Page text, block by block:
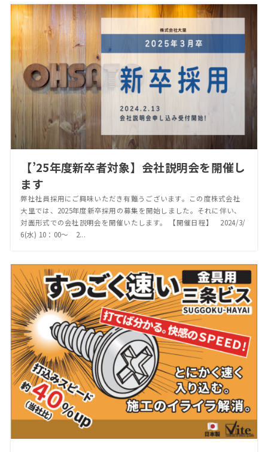
【’25年度新卒者対象】会社説明会を開催し
ます
弊社社員採用にご興味いただき有難うございます。この度株式会社
大里では、2025年度新卒採用の募集を開始しました。それに伴い、
対面形式での会社説明会を開催いたします。 【開催日程】 2024/3/
6(水) 10：00～ 2...